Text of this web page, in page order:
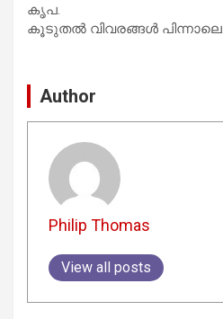
കൃപ.
കൂടുതൽ വിവരങ്ങൾ പിന്നാലെ.
Author
Philip Thomas
View all posts